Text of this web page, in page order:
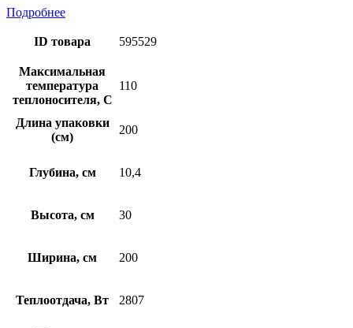
Подробнее
ID товара 595529
Максимальная
температура
теплоносителя, С
110
Длина упаковки
(см)
200
Глубина, см 10,4
Высота, см 30
Ширина, см 200
Теплоотдача, Вт 2807